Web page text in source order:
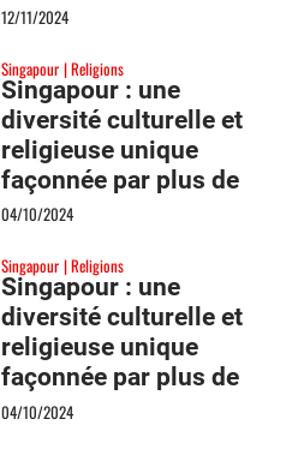
12/11/2024
Singapour Religions
Singapour : une
diversité culturelle et
religieuse unique
façonnée par plus de
700 ans d’histoire
04/10/2024
Singapour Religions
Singapour : une
diversité culturelle et
religieuse unique
façonnée par plus de
700 ans d’histoire
04/10/2024